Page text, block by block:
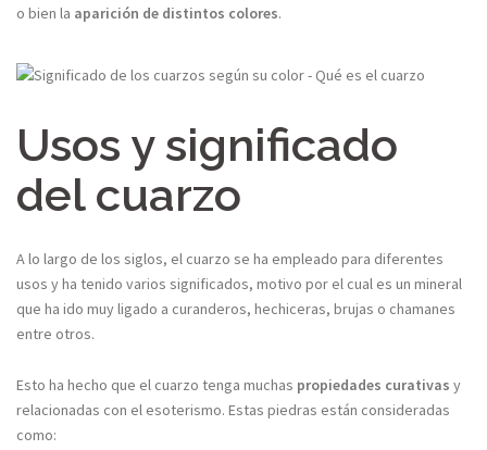
o bien la aparición de distintos colores.
Usos y significado
del cuarzo
A lo largo de los siglos, el cuarzo se ha empleado para diferentes
usos y ha tenido varios significados, motivo por el cual es un mineral
que ha ido muy ligado a curanderos, hechiceras, brujas o chamanes
entre otros.
Esto ha hecho que el cuarzo tenga muchas propiedades curativas y
relacionadas con el esoterismo. Estas piedras están consideradas
como: